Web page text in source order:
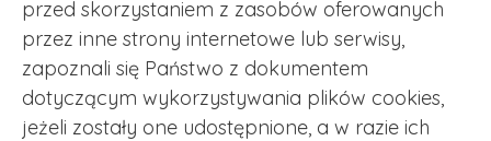
przed skorzystaniem z zasobów oferowanych
przez inne strony internetowe lub serwisy,
zapoznali się Państwo z dokumentem
dotyczącym wykorzystywania plików cookies,
jeżeli zostały one udostępnione, a w razie ich